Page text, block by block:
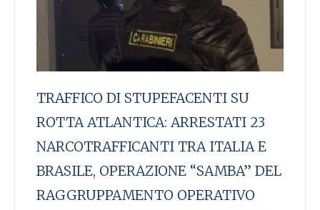
TRAFFICO DI STUPEFACENTI SU
ROTTA ATLANTICA: ARRESTATI 23
NARCOTRAFFICANTI TRA ITALIA E
BRASILE, OPERAZIONE “SAMBA” DEL
RAGGRUPPAMENTO OPERATIVO